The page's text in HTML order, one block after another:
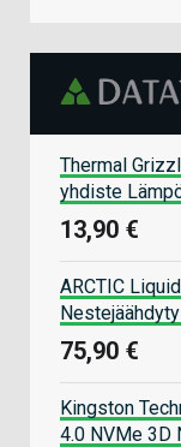
Thermal
yhdiste
13,90 €
ARCTIC
75,90 €
Kingston
4.0 NVMe 3D